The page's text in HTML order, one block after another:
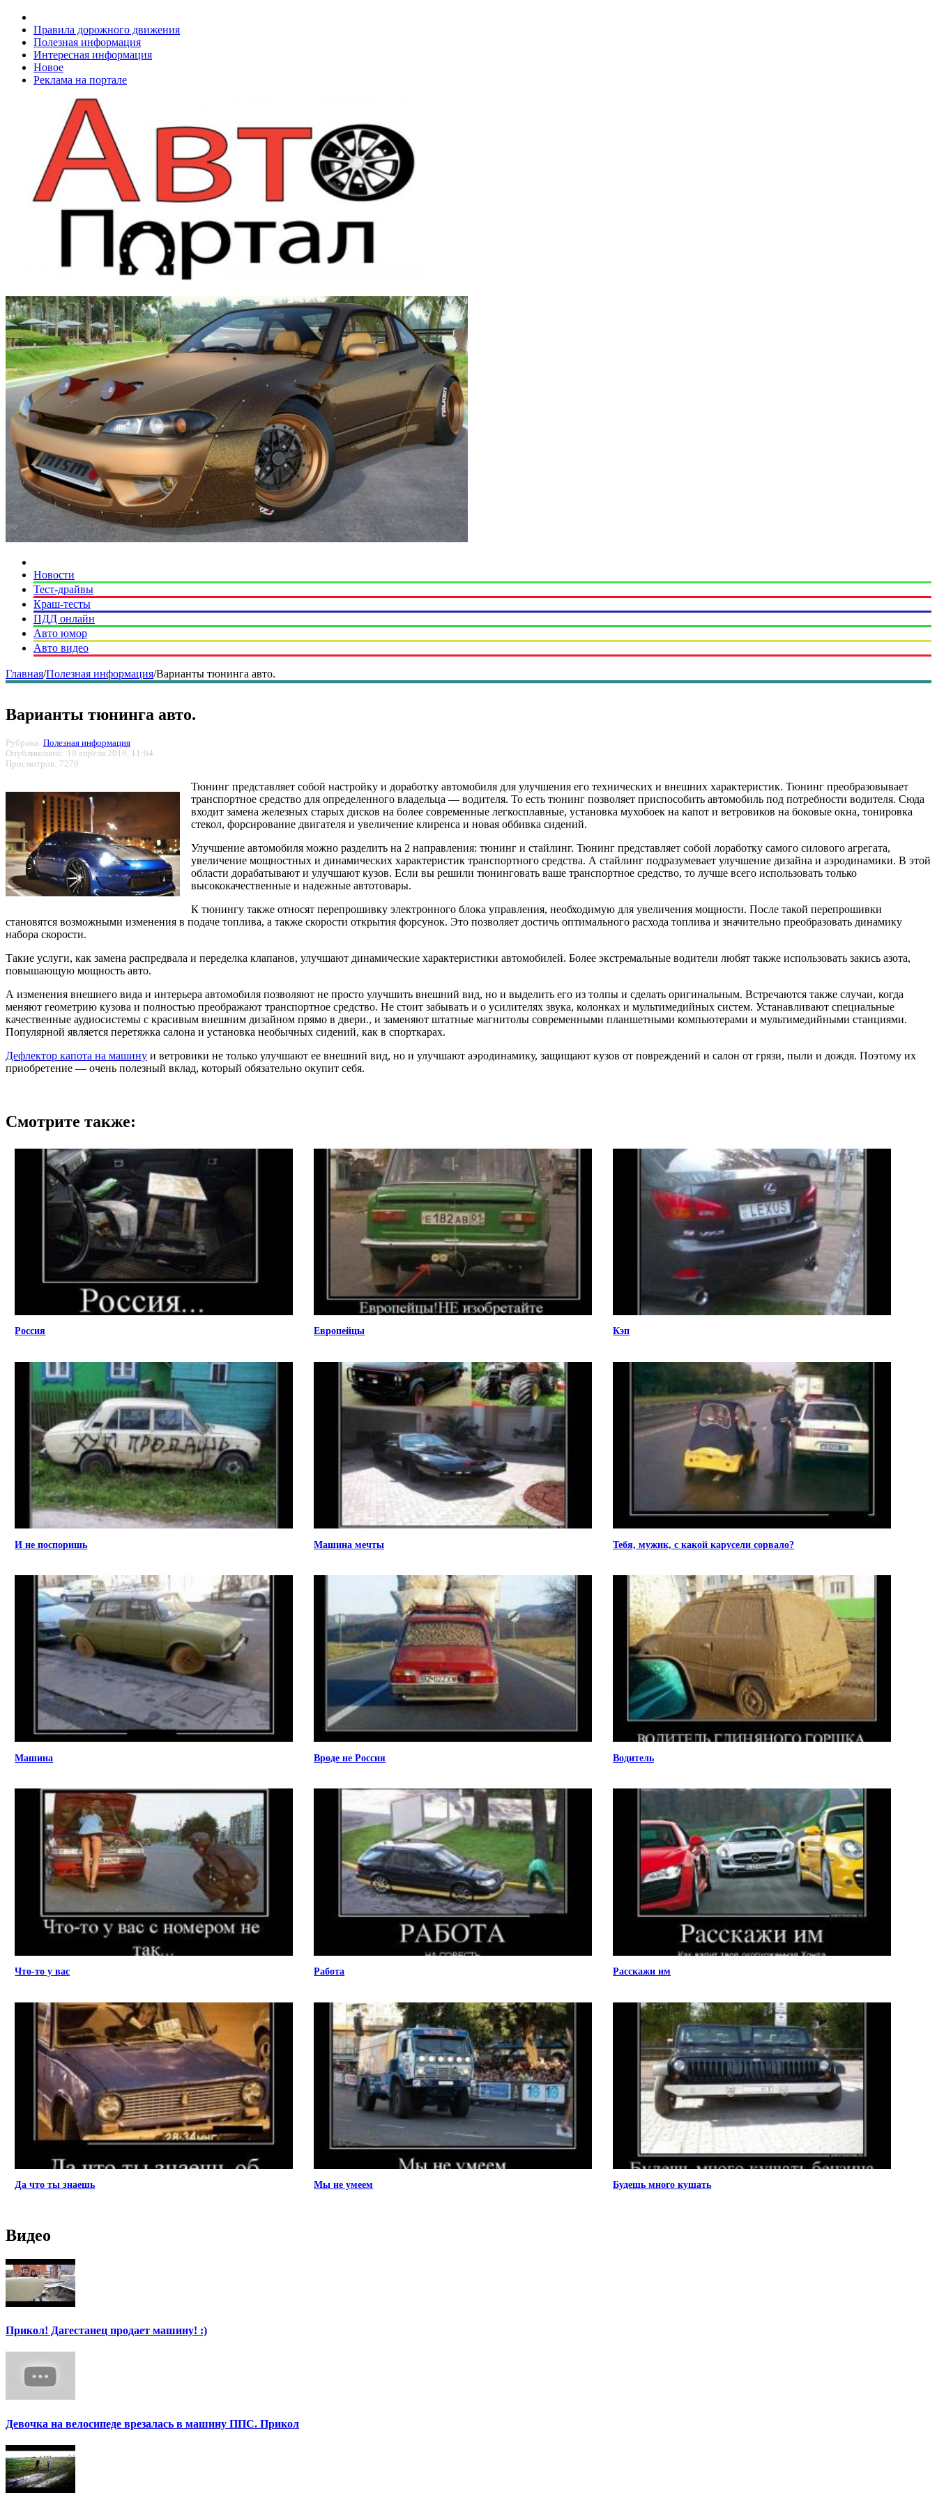
Правила дорожного движения
Полезная информация
Интересная информация
Новое
Реклама на портале
Новости
Тест-драйвы
Краш-тесты
ПДД онлайн
Авто юмор
Авто видео
Главная/Полезная информация/Варианты тюнинга авто.
Варианты тюнинга авто.
Рубрика: Полезная информация
Опубликовано: 10 апреля 2019, 11:04
Просмотров: 7270
Тюнинг представляет собой настройку и доработку автомобиля для улучшения его технических и внешних характеристик. Тюнинг преобразовывает
транспортное средство для определенного владельца — водителя. То есть тюнинг позволяет приспособить автомобиль под потребности водителя. Сюда
входит замена железных старых дисков на более современные легкосплавные, установка мухобоек на капот и ветровиков на боковые окна, тонировка
стекол, форсирование двигателя и увеличение клиренса и новая оббивка сидений.
Улучшение автомобиля можно разделить на 2 направления: тюнинг и стайлинг. Тюнинг представляет собой лоработку самого силового агрегата,
увеличение мощностных и динамических характеристик транспортного средства. А стайлинг подразумевает улучшение дизайна и аэродинамики. В этой
области дорабатывают и улучшают кузов. Если вы решили тюнинговать ваше транспортное средство, то лучше всего использовать только
высококачественные и надежные автотовары.
К тюнингу также относят перепрошивку электронного блока управления, необходимую для увеличения мощности. После такой перепрошивки
становятся возможными изменения в подаче топлива, а также скорости открытия форсунок. Это позволяет достичь оптимального расхода топлива и значительно преобразовать динамику
набора скорости.
Такие услуги, как замена распредвала и переделка клапанов, улучшают динамические характеристики автомобилей. Более экстремальные водители любят также использовать закись азота,
повышающую мощность авто.
А изменения внешнего вида и интерьера автомобиля позволяют не просто улучшить внешний вид, но и выделить его из толпы и сделать оригинальным. Встречаются также случаи, когда
меняют геометрию кузова и полностью преображают транспортное средство. Не стоит забывать и о усилителях звука, колонках и мультимедийных систем. Устанавливают специальные
качественные аудиосистемы с красивым внешним дизайном прямо в двери., и заменяют штатные магнитолы современными планшетными компьютерами и мультимедийными станциями.
Популярной является перетяжка салона и установка необычных сидений, как в спорткарах.
Дефлектор капота на машину и ветровики не только улучшают ее внешний вид, но и улучшают аэродинамику, защищают кузов от повреждений и салон от грязи, пыли и дождя. Поэтому их
приобретение — очень полезный вклад, который обязательно окупит себя.
Смотрите также:
Россия Европейцы Кэп
И не поспоришь Машина мечты Тебя, мужик, с какой карусели сорвало?
Машина Вроде не Россия Водитель
Что-то у вас Работа Расскажи им
Да что ты знаешь Мы не умеем Будешь много кушать
Видео
Прикол! Дагестанец продает машину! :)
Девочка на велосипеде врезалась в машину ППС. Прикол